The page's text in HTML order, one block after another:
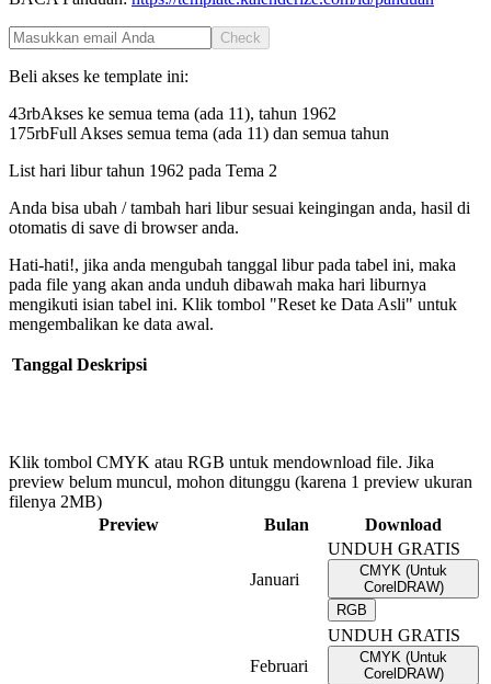
Check
Beli akses ke template ini:
43rbAkses ke semua tema (ada 11), tahun 1962
175rbFull Akses semua tema (ada 11) dan semua tahun
List hari libur tahun 1962 pada Tema 2
Anda bisa ubah / tambah hari libur sesuai keingingan anda, hasil di
otomatis di save di browser anda.
Hati-hati!, jika anda mengubah tanggal libur pada tabel ini, maka
pada file yang akan anda unduh dibawah maka hari liburnya
mengikuti isian tabel ini. Klik tombol "Reset ke Data Asli" untuk
mengembalikan ke data awal.
Tanggal Deskripsi
Klik tombol CMYK atau RGB untuk mendownload file. Jika
preview belum muncul, mohon ditunggu (karena 1 preview ukuran
filenya 2MB)
Preview
Bulan Download
Januari
UNDUH GRATIS
CMYK (Untuk
CorelDRAW)
RGB
Februari
UNDUH GRATIS
CMYK (Untuk
CorelDRAW)